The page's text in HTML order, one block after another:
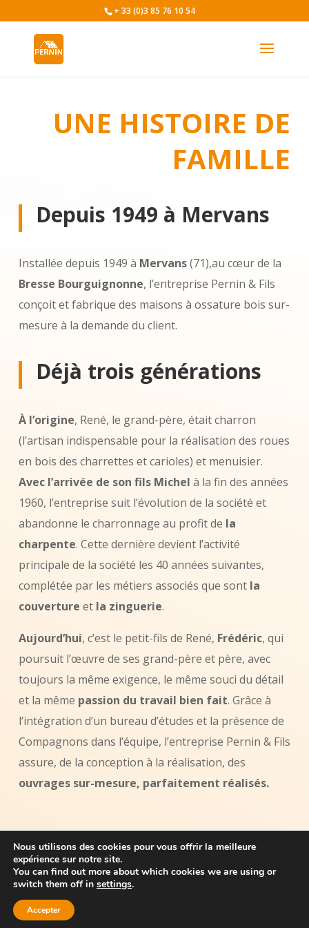
+ 33 (0)3 85 76 10 54
UNE HISTOIRE DE
FAMILLE
Depuis 1949 à Mervans
Installée depuis 1949 à Mervans(71),au cœur de la
Bresse Bourguignonne, l’entreprise Pernin & Fils
conçoit et fabrique des maisons à ossature bois sur-
mesure à la demande du client.
Déjà trois générations
À l’origine, René, le grand-père, était charron
(l’artisan indispensable pour la réalisation des roues
en bois des charrettes et carioles) et menuisier.
Avec l’arrivée de son fils Michel à la fin des années
1960, l’entreprise suit l’évolution de la société et
abandonne le charronnage au profit de la
charpente. Cette dernière devient l’activité
principale de la société les 40 années suivantes,
complétée par les métiers associés que sont la
couverture et la zinguerie.
Aujourd’hui, c’est le petit-fils de René, Frédéric, qui
poursuit l’œuvre de ses grand-père et père, avec
toujours la même exigence, le même souci du détail
et la même passion du travail bien fait. Grâce à
l’intégration d’un bureau d’études et la présence de
Compagnons dans l’équipe, l’entreprise Pernin & Fils
assure, de la conception à la réalisation, des
ouvrages sur-mesure, parfaitement réalisés.
Nous utilisons des cookies pour vous offrir la meilleure
expérience sur notre site.
You can find out more about which cookies we are using or
switch them off in settings.
Accepter